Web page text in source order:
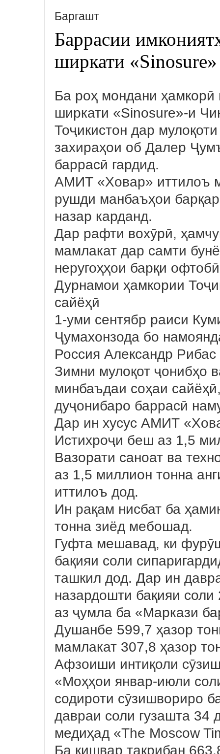
Баргашт
Баррасии
ширкати «Sinosure»
Ба роҳ мондани ҳамкорӣ
ширкати «Sinosure»-и
Тоҷикистон дар
захираҳои об Далер
баррасӣ гардид.
АМИТ «Ховар» иттилоъ
рушди манбаъҳои
назар карданд.
Дар рафти вохӯрӣ,
мамлакат дар самти
неругоҳҳои барқи
Дурнамои ҳамкории
сайёҳӣ
1-уми сентябр раиси
Ҷумахонзода бо
Россия Александр Рибас
Зимни мулоқот ҷонибҳо
минбаъдаи соҳаи
дуҷонибаро баррасӣ
Дар ин хусус АМИТ
Истихроҷи беш аз 1,5
Вазорати саноат ва
аз 1,5 миллион тонна
иттилоъ дод.
Ин рақам нисбат ба
тонна зиёд мебошад.
Гуфта мешавад, ки
бақияи соли
ташкил дод. Дар ин
назардошти бақияи
аз ҷумла ба «Маркази
Душанбе 599,7 ҳазор
мамлакат 307,8 ҳазор
Афзоиши интиқоли
«Моҳҳои январ-июли
содироти сӯзишвориро
давраи соли гузашта 34
медиҳад «The Moscow
Ба кишвар тақрибан